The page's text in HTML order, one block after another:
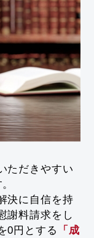
ただきやすい
決に自信を持
謝料請求をし
0円とする
「成